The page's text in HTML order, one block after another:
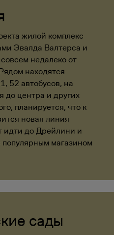
жилой комплекс
Эвалда Валтерса и
недалеко от
находятся
52 автобусов, на
до центра и других
планируется, что к
новая линия
идти до Дрейлини и
магазином
сады